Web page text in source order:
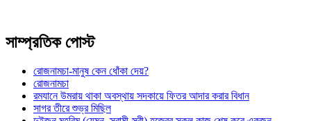
সাম্প্রতিক পোস্ট
রোজনামচা-মানুষ কেন ধোঁকা দেয়?
রোজনামচা
রমযানে উমরায় থাকা অবস্থায় সদকায়ে ফিতর আদার করার বিধান
সাগর তীরে শুভ্র মিছিল